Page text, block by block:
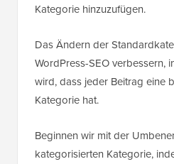
Kategorie hinzuzufügen.
Das Ändern der
WordPress-SEO verbessern,
wird, dass jeder Beitrag eine
Kategorie hat.
Beginnen wir mit der
kategorisierten Kategorie,